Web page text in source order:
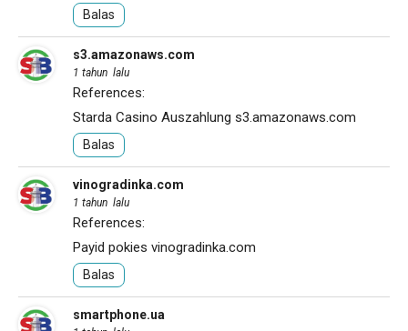
Balas
s3.amazonaws.com
1 tahun lalu
References:
Starda Casino Auszahlung s3.amazonaws.com
Balas
vinogradinka.com
1 tahun lalu
References:
Payid pokies vinogradinka.com
Balas
smartphone.ua